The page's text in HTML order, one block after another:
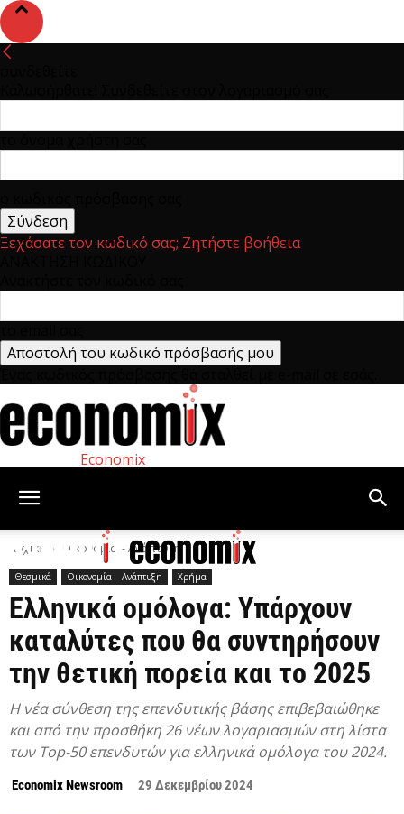
Ξεχάσατε τον κωδικό σας; Ζητήστε βοήθεια
Economix
Αρχική Οικονομία – Ανάπτυξη
Θεσμικά Οικονομία – Ανάπτυξη Χρήμα
Ελληνικά ομόλογα: Υπάρχουν
καταλύτες που θα συντηρήσουν
την θετική πορεία και το 2025
Η νέα σύνθεση της επενδυτικής βάσης επιβεβαιώθηκε
και από την προσθήκη 26 νέων λογαριασμών στη λίστα
των Top-50 επενδυτών για ελληνικά ομόλογα του 2024.
Economix Newsroom 29 Δεκεμβρίου 2024